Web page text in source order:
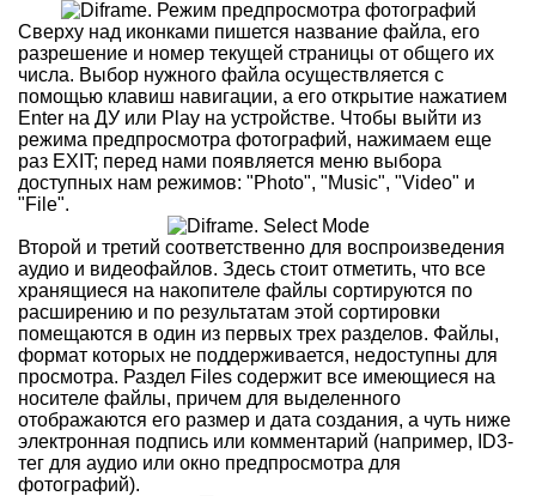
Сверху над иконками пишется название файла, его
разрешение и номер текущей страницы от общего их
числа. Выбор нужного файла осуществляется с
помощью клавиш навигации, а его открытие нажатием
Enter на ДУ или Play на устройстве. Чтобы выйти из
режима предпросмотра фотографий, нажимаем еще
раз EXIT; перед нами появляется меню выбора
доступных нам режимов: "Photo", "Music", "Video" и
"File".
Второй и третий соответственно для воспроизведения
аудио и видеофайлов. Здесь стоит отметить, что все
хранящиеся на накопителе файлы сортируются по
расширению и по результатам этой сортировки
помещаются в один из первых трех разделов. Файлы,
формат которых не поддерживается, недоступны для
просмотра. Раздел Files содержит все имеющиеся на
носителе файлы, причем для выделенного
отображаются его размер и дата создания, а чуть ниже
электронная подпись или комментарий (например, ID3-
тег для аудио или окно предпросмотра для
фотографий).